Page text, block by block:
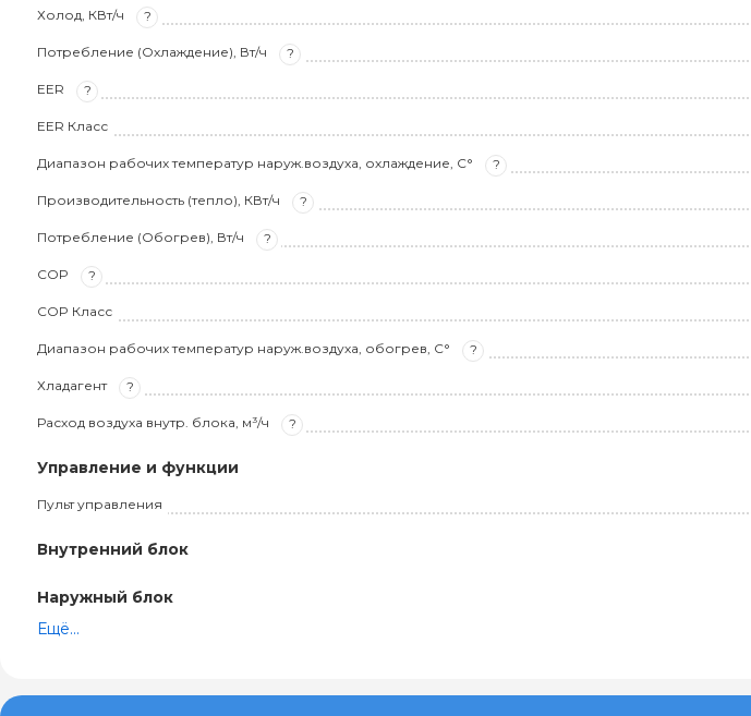
Холод, КВт/ч ?
Потребление (Охлаждение), Вт/ч ?
EER ?
EER Класс
Диапазон рабочих температур наруж.воздуха, охлаждение, С° ?
Производительность (тепло), КВт/ч ?
Потребление (Обогрев), Вт/ч ?
COP ?
COP Класс
Диапазон рабочих температур наруж.воздуха, обогрев, С° ?
Хладагент ?
Расход воздуха внутр. блока, м³/ч ?
Управление и функции
Пульт управления
Внутренний блок
Наружный блок
Ещё...